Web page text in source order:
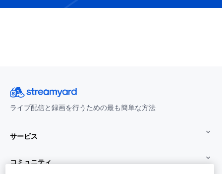
ライブ配信と録画を行うための最も簡単な方法
サービス
コミュニティ